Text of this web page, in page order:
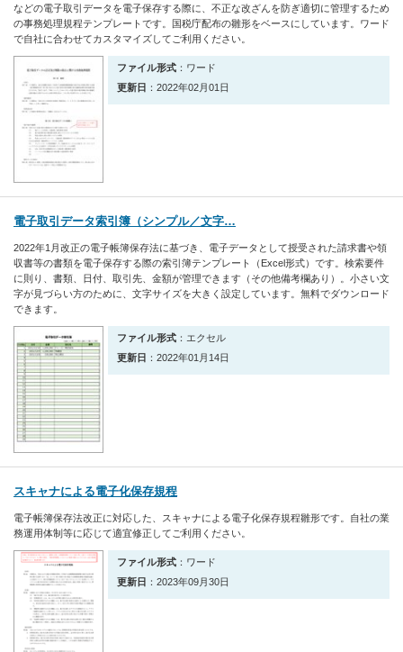
などの電子取引データを電子保存する際に、不正な改ざんを防ぎ適切に管理するため
の事務処理規程テンプレートです。国税庁配布の雛形をベースにしています。ワード
で自社に合わせてカスタマイズしてご利用ください。
ファイル形式 ：ワード
更新日 ：2022年02月01日
電子取引データ索引簿（シンプル／文字…
2022年1月改正の電子帳簿保存法に基づき、電子データとして授受された請求書や領
収書等の書類を電子保存する際の索引簿テンプレート（Excel形式）です。検索要件
に則り、書類、日付、取引先、金額が管理できます（その他備考欄あり）。小さい文
字が見づらい方のために、文字サイズを大きく設定しています。無料でダウンロード
できます。
ファイル形式 ：エクセル
更新日 ：2022年01月14日
スキャナによる電子化保存規程
電子帳簿保存法改正に対応した、スキャナによる電子化保存規程雛形です。自社の業
務運用体制等に応じて適宜修正してご利用ください。
ファイル形式 ：ワード
更新日 ：2023年09月30日